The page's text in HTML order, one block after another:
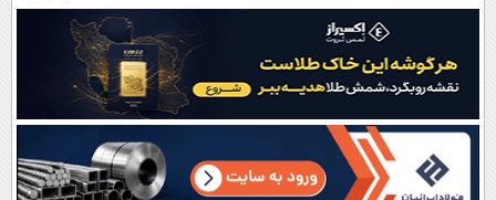
آرشیو
نظرسنجی
آب و هوا
اوقات شرعی
سواد زندگی